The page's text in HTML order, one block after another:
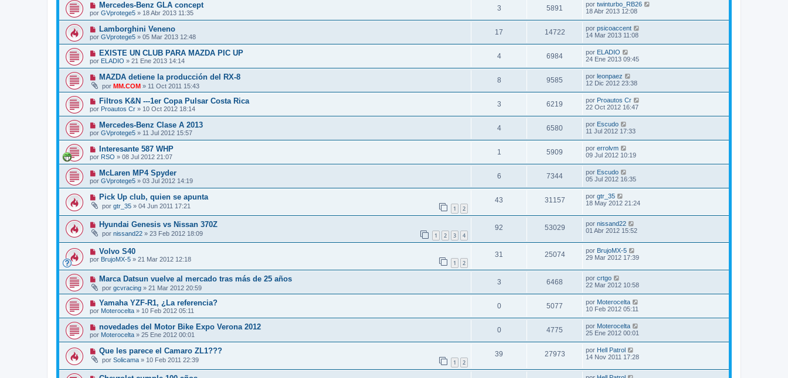
Mercedes-Benz GLA concept
por GVprotege5 » 18 Abr 2013 11:35
3 5891 por twinturbo_RB26
18 Abr 2013 12:08
Lamborghini Veneno
por GVprotege5 » 05 Mar 2013 12:48
17 14722 por psicoaccent
14 Mar 2013 11:08
EXISTE UN CLUB PARA MAZDA PIC UP
por ELADIO » 21 Ene 2013 14:14
4 6984 por ELADIO
24 Ene 2013 09:45
MAZDA detiene la producción del RX-8
por MM.COM » 11 Oct 2011 15:43
8 9585 por leonpaez
12 Dic 2012 23:38
Filtros K&N ---1er Copa Pulsar Costa Rica
por Proautos Cr » 10 Oct 2012 18:14
3 6219 por Proautos Cr
22 Oct 2012 16:47
Mercedes-Benz Clase A 2013
por GVprotege5 » 11 Jul 2012 15:57
4 6580 por Escudo
11 Jul 2012 17:33
Interesante 587 WHP
por RSO » 08 Jul 2012 21:07
1 5909 por errolvm
09 Jul 2012 10:19
McLaren MP4 Spyder
por GVprotege5 » 03 Jul 2012 14:19
6 7344 por Escudo
05 Jul 2012 16:35
Pick Up club, quien se apunta
por gtr_35 » 04 Jun 2011 17:21 1 2
43 31157 por gtr_35
18 May 2012 21:24
Hyundai Genesis vs Nissan 370Z
por nissand22 » 23 Feb 2012 18:09 1 2 3 4
92 53029 por nissand22
01 Abr 2012 15:52
Volvo S40
por BrujoMX-5 » 21 Mar 2012 12:18 1 2
31 25074 por BrujoMX-5
29 Mar 2012 17:39
Marca Datsun vuelve al mercado tras más de 25 años
por gcvracing » 21 Mar 2012 20:59
3 6468 por crtgo
22 Mar 2012 10:58
Yamaha YZF-R1, ¿La referencia?
por Moterocelta » 10 Feb 2012 05:11
0 5077 por Moterocelta
10 Feb 2012 05:11
novedades del Motor Bike Expo Verona 2012
por Moterocelta » 25 Ene 2012 00:01
0 4775 por Moterocelta
25 Ene 2012 00:01
Que les parece el Camaro ZL1???
por Solicama » 10 Feb 2011 22:39 1 2
39 27973 por Hell Patrol
14 Nov 2011 17:28